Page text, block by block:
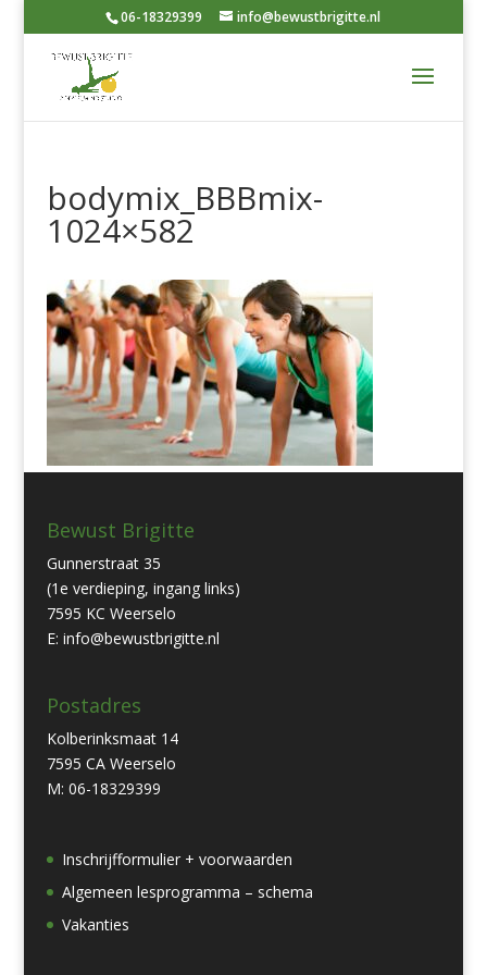
06-18329399 info@bewustbrigitte.nl
bodymix_BBBmix-
1024×582
Bewust Brigitte
Gunnerstraat 35
(1e verdieping, ingang links)
7595 KC Weerselo
E: info@bewustbrigitte.nl
Postadres
Kolberinksmaat 14
7595 CA Weerselo
M: 06-18329399
Inschrijfformulier + voorwaarden
Algemeen lesprogramma – schema
Vakanties